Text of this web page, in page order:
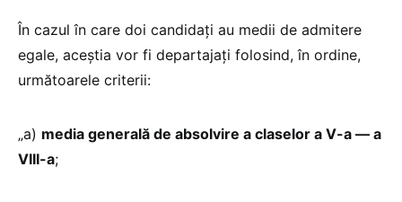
În cazul în care doi candidați au medii de admitere
egale, aceștia vor fi departajați folosind, în ordine,
următoarele criterii:
„a) media generală de absolvire a claselor a V-a — a
VIII-a;